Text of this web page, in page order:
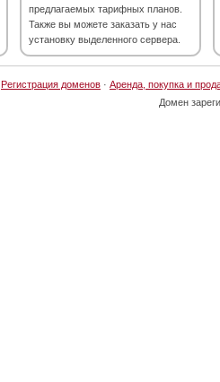
предлагаемых тарифных планов.
Также вы можете заказать у нас
установку выделенного сервера.
Регистрация доменов · Аренда, покупка и
Домен